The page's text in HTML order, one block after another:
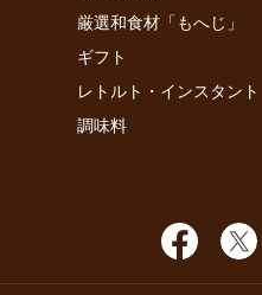
厳選和食材「もへじ」
ギフト
レトルト・インスタント
調味料